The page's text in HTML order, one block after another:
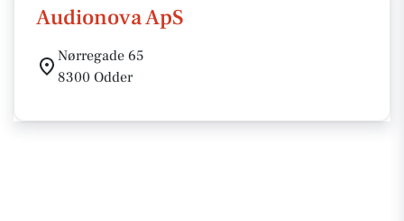
Audionova ApS
Nørregade 65
8300 Odder